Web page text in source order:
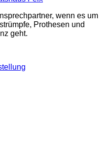
wenn es um
Prothesen und
geht.